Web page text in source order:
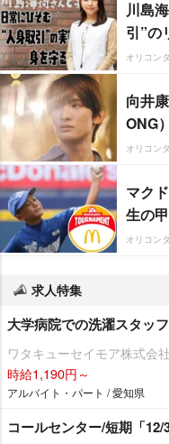
川島
引”の
オリコン
向井
ONG
オリコン
マク
生の
オリコン
求人特集
大学病院での洗濯スタッフ
ワタキューセイモア株式会社
時給1,190円～
アルバイト・パート / 愛知県
コールセンター/短期「